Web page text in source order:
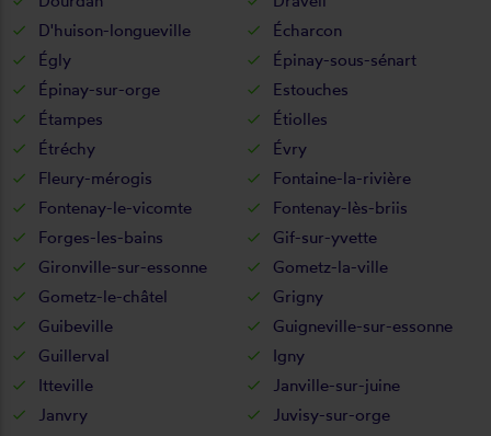
D'huison-longueville
Écharcon
Égly
Épinay-sous-sénart
Épinay-sur-orge
Estouches
Étampes
Étiolles
Étréchy
Évry
Fleury-mérogis
Fontaine-la-rivière
Fontenay-le-vicomte
Fontenay-lès-briis
Forges-les-bains
Gif-sur-yvette
Gironville-sur-essonne
Gometz-la-ville
Gometz-le-châtel
Grigny
Guibeville
Guigneville-sur-essonne
Guillerval
Igny
Itteville
Janville-sur-juine
Janvry
Juvisy-sur-orge